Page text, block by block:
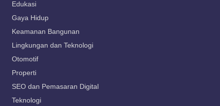
Edukasi
Gaya Hidup
Keamanan Bangunan
Lingkungan dan Teknologi
Otomotif
Properti
SEO dan Pemasaran Digital
Teknologi